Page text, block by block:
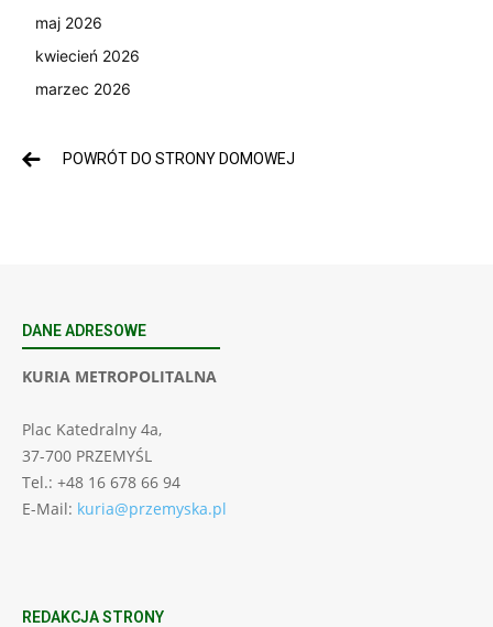
maj 2026
kwiecień 2026
marzec 2026
POWRÓT DO STRONY DOMOWEJ
DANE ADRESOWE
KURIA METROPOLITALNA
Plac Katedralny 4a,
37-700 PRZEMYŚL
Tel.: +48 16 678 66 94
E-Mail: kuria@przemyska.pl
REDAKCJA STRONY